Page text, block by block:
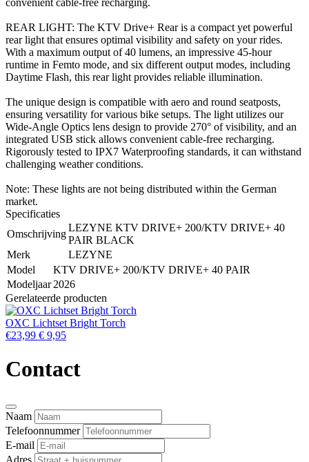
REAR LIGHT: The KTV Drive+ Rear is a compact yet powerful
rear light that ensures optimal visibility and safety on your rides.
With a maximum output of 40 lumens, an impressive 45-hour
runtime in Femto mode, and six different output modes, including
Daytime Flash, this rear light provides reliable illumination.
The unique design is compatible with aero and round seatposts,
ensuring versatility for various bike setups. The light utilizes our
Wide-Angle Optics lens design to provide 270° of visibility, and an
integrated USB stick allows convenient cable-free recharging.
Rigorously tested to IPX7 Waterproofing standards, it can withstand
challenging weather conditions.
Note: These lights are not being distributed within the German
market.
Specificaties
Omschrijving
LEZYNE KTV DRIVE+ 200/KTV DRIVE+ 40
PAIR BLACK
Merk
LEZYNE
Model
KTV DRIVE+ 200/KTV DRIVE+ 40 PAIR
Modeljaar 2026
Gerelateerde producten
OXC Lichtset Bright Torch
€23,99 € 9,95
Contact
Naam
Telefoonnummer
E-mail
Adres